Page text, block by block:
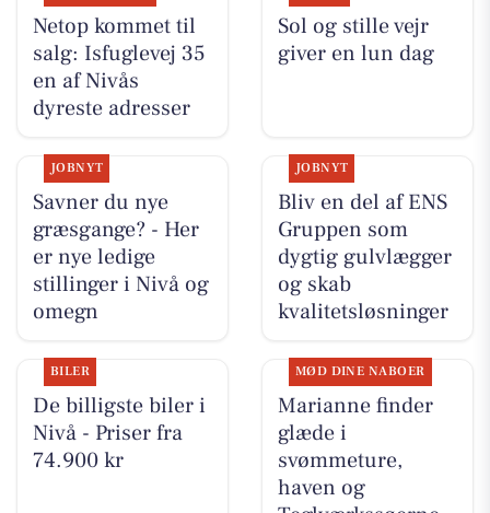
Netop kommet til
salg: Isfuglevej 35
en af Nivås
dyreste adresser
Sol og stille vejr
giver en lun dag
JOBNYT
Savner du nye
græsgange? - Her
er nye ledige
stillinger i Nivå og
omegn
JOBNYT
Bliv en del af ENS
Gruppen som
dygtig gulvlægger
og skab
kvalitetsløsninger
BILER
De billigste biler i
Nivå - Priser fra
74.900 kr
MØD DINE NABOER
Marianne finder
glæde i
svømmeture,
haven og